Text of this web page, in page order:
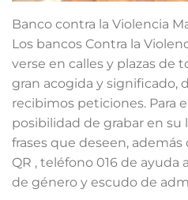
Banco contra la Violencia
Los bancos Contra la
verse en calles y plazas de
gran acogida y significado,
recibimos peticiones. Para
posibilidad de grabar en su
frases que deseen,
QR , teléfono 016 de ayuda
de género y escudo de